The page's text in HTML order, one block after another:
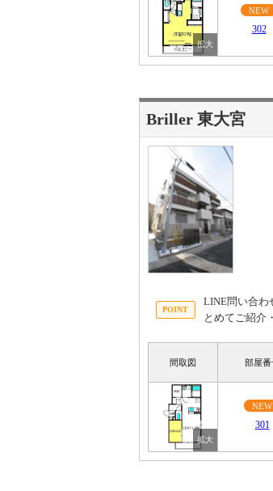
NEW
302
Briller 東大宮
LINE問い合わ
とめてご紹介
間取図 部屋番
NEW
301